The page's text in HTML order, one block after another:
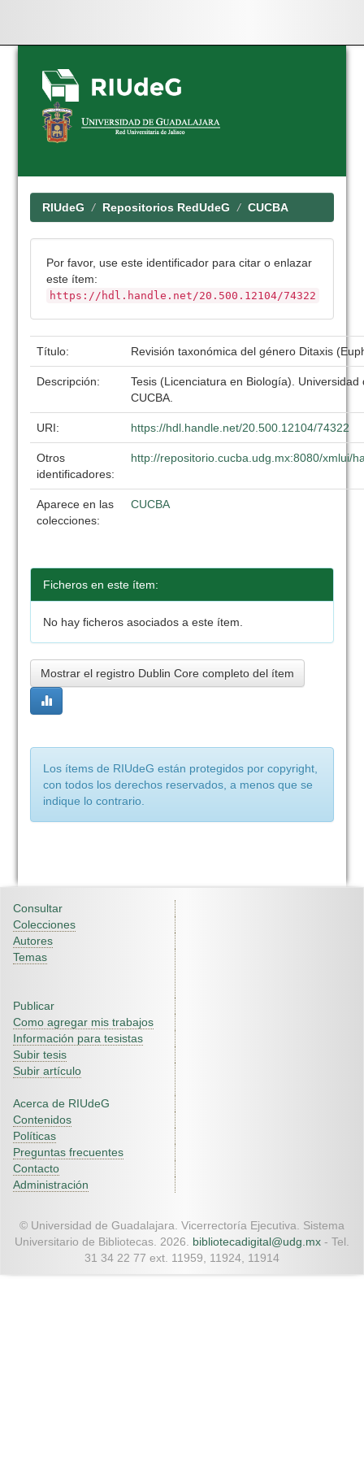
Skip
navigation
RIUdeG Repositorios RedUdeG CUCBA
Por favor, use este identificador para citar o enlazar
este ítem:
https://hdl.handle.net/20.500.12104/74322
Título: Revisión taxonómica del género Ditaxis
Descripción:
Tesis (Licenciatura en Biología). Universidad
CUCBA.
URI: https://hdl.handle.net/20.500.12104/74322
Otros
identificadores:
http://repositorio.cucba.udg.mx:8080/xmlui/
Aparece en las
colecciones:
CUCBA
Ficheros en este ítem:
No hay ficheros asociados a este ítem.
Mostrar el registro Dublin Core completo del ítem
Los ítems de RIUdeG están protegidos por copyright,
con todos los derechos reservados, a menos que se
indique lo contrario.
Consultar
Colecciones
Autores
Temas
Publicar
Como agregar mis trabajos
Información para tesistas
Subir tesis
Subir artículo
Acerca de RIUdeG
Contenidos
Políticas
Preguntas frecuentes
Contacto
Administración
© Universidad de Guadalajara. Vicerrectoría Ejecutiva. Sistema
Universitario de Bibliotecas. 2026. bibliotecadigital@udg.mx - Tel.
31 34 22 77 ext. 11959, 11924, 11914